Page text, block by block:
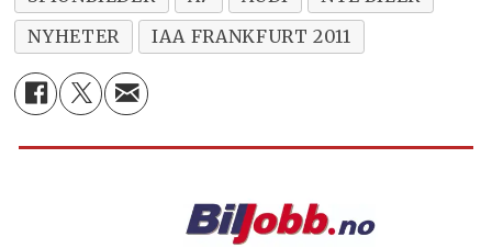
NYHETER
IAA FRANKFURT 2011